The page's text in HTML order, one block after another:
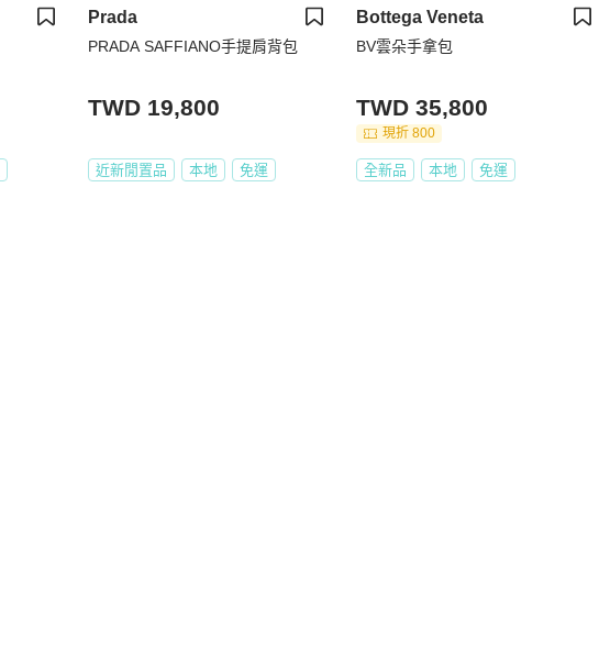
Prada
PRADA SAFFIANO手提肩背包
TWD 19,800
近新閒置品 本地 免運
Bottega Veneta
BV雲朵手拿包
TWD 35,800
現折 800
全新品 本地 免運